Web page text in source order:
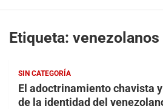
Etiqueta:
SIN CATEGORÍA
El adoctrinamiento chavista
de la identidad del